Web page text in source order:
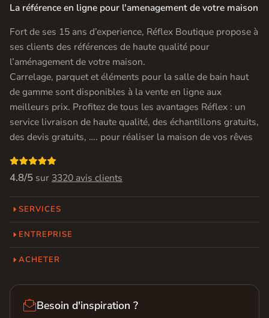
La référence en ligne pour l'amenagement de votre maison
Fort de ses 15 ans d’experience, Réflex Boutique propose à
ses clients des références de haute qualité pour
l’aménagement de votre maison.
Carrelage, parquet et éléments pour la salle de bain haut
de gamme sont disponibles à la vente en ligne aux
meilleurs prix. Profitez de tous les avantages Réflex : un
service livraison de haute qualité, des échantillons gratuits,
des devis gratuits, …. pour réaliser la maison de vos rêves

4.8/5 sur 3320 avis clients
SERVICES
ENTREPRISE
ACHETER
Besoin d'inspiration ?